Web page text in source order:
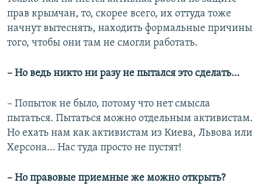
прав крымчан, то, скорее всего, их оттуда тоже
начнут вытеснять, находить формальные причины
того, чтобы они там не смогли работать.
– Но ведь никто ни разу не пытался это сделать…
– Попыток не было, потому что нет смысла
пытаться. Пытаться можно отдельным активистам.
Но ехать нам как активистам из Киева, Львова или
Херсона… Нас туда просто не пустят!
– Но правовые приемные же можно открыть?